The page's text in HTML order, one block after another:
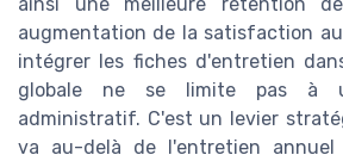
augmentation de la satisfaction
intégrer les fiches d'entretien
globale ne se limite pas à
administratif. C'est un levier
va au-delà de l'entretien